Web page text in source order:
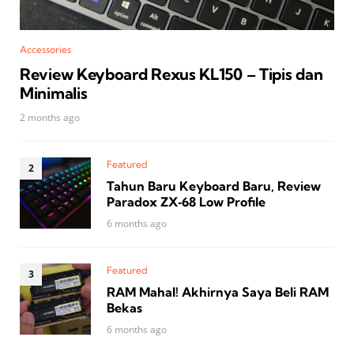
Accessories
Review Keyboard Rexus KL150 – Tipis dan
Minimalis
2 months ago
Featured
Tahun Baru Keyboard Baru, Review
Paradox ZX‑68 Low Profile
6 months ago
Featured
RAM Mahal! Akhirnya Saya Beli RAM
Bekas
6 months ago